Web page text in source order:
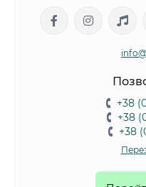
+38
+38
+38